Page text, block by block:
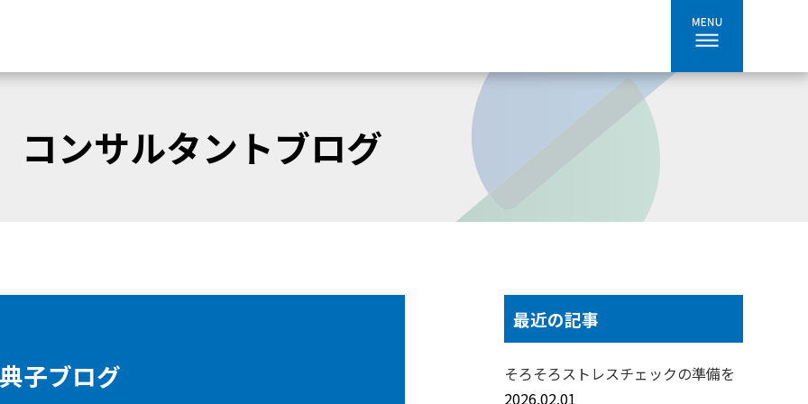
コンサルタントブログ
子ブログ
最近の記事
そろそろストレスチェックの準備を
2026.02.01